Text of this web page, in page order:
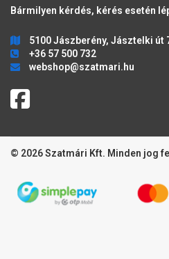
Bármilyen kérdés, kérés esetén
5100 Jászberény, Jásztelki út
+36 57 500 732
webshop@szatmari.hu
© 2026 Szatmári Kft. Minden jog